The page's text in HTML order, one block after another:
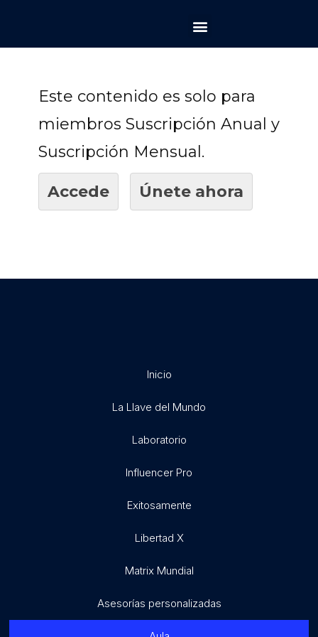
Este contenido es solo para
miembros Suscripción Anual y
Suscripción Mensual.
Accede Únete ahora
Inicio
La Llave del Mundo
Laboratorio
Influencer Pro
Exitosamente
Libertad X
Matrix Mundial
Asesorías personalizadas